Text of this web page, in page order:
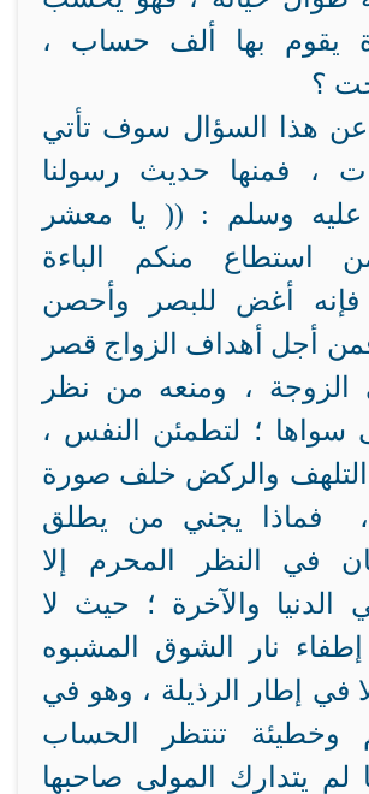
يقوم بها ألف حساب ،
؟
عن هذا السؤال سوف تأتي
، فمنها حديث رسولنا
عليه وسلم : (( يا معشر
استطاع منكم الباءة
فإنه أغض للبصر وأحصن
أجل أهداف الزواج قصر
الزوجة ، ومنعه من نظر
سواها ؛ لتطمئن النفس ،
التلهف والركض خلف صورة
فماذا يجني من يطلق
في النظر المحرم إلا
الدنيا والآخرة ؛ حيث لا
نار الشوق المشبوه
في إطار الرذيلة ، وهو في
وخطيئة تنتظر الحساب
لم يتدارك المولى صاحبها